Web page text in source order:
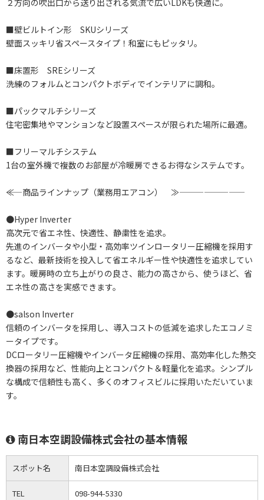
２方向の吹出口から送り出される気流で広いLDKも快適に。
■壁ビルトイン形 SKUシリーズ
壁面スッキリ省スペースタイプ！和室にもピッタリ。
■床置形 SREシリーズ
洗練のフォルムとコンパクトボディでインテリアに調和。
■パックマルチシリーズ
住宅密集地やマンションなど設置スペースが限られた場所に最適。
■フリーマルチシステム
1台の室外機で複数のお部屋が冷暖房できるお得なシステムです。
――≪ 商品ラインナップ（業務用エアコン） ≫――――――――
●Hyper Inverter
高次元で省エネ性、快適性、静粛性を追求。
先進のインバータや小型・高効率ツインロータリー圧縮機を採用す
るなど、最新技術を投入して省エネルギー性や快適性を追求してい
ます。暖房時の立ち上がりの良さ、能力の高さから、使うほど、省
エネ性の高さを実感できます。
●salson Inverter
信頼のインバータを採用し、導入コストの低減を追求したエコノミ
ータイプです。
DCロータリー圧縮機やインバータ圧縮機の採用、高効率化した熱交
換器の採用など、性能向上とコンパクト＆軽量化を追求。シンプル
な構成で信頼性も高く、多くのオフィスビルに採用いただいていま
す。
南日本空調設備株式会社の基本情報
スポット名 南日本空調設備株式会社
TEL 098-944-5330